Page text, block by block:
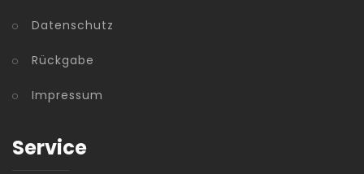
Datenschutz
Rückgabe
Impressum
Service